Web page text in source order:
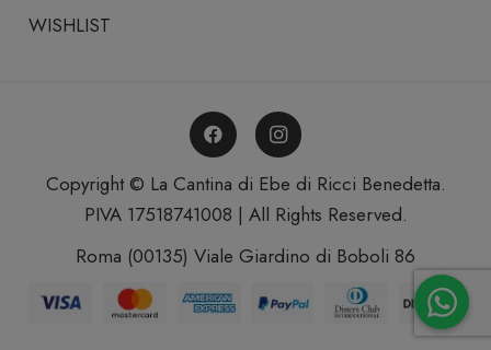
WISHLIST
Copyright © La Cantina di Ebe di Ricci Benedetta.
PIVA 17518741008 | All Rights Reserved.
Roma (00135) Viale Giardino di Boboli 86